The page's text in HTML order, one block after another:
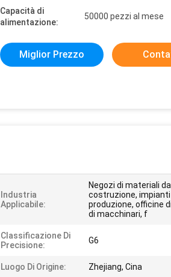
Capacità di
alimentazione:
50000 pezzi al mese
Miglior Prezzo
Industria
Applicabile:
Negozi di materiali da
costruzione, impianti
produzione, officine
di macchinari, f
Classificazione Di
Precisione:
G6
Luogo Di Origine: Zhejiang, Cina